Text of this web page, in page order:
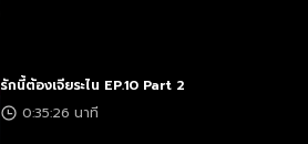
รักนี้ต้องเจียระไน EP.10 Part 2
0:35:26 นาที